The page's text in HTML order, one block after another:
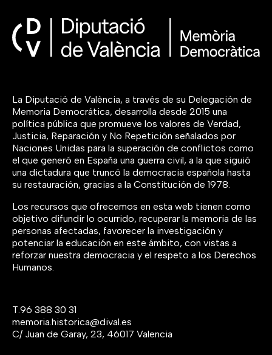
La Diputació de València, a través de su Delegación de
Memoria Democrática, desarrolla desde 2015 una
política pública que promueve los valores de Verdad,
Justicia, Reparación y No Repetición señalados por
Naciones Unidas para la superación de conflictos como
el que generó en España una guerra civil, a la que siguió
una dictadura que truncó la democracia española hasta
su restauración, gracias a la Constitución de 1978.
Los recursos que ofrecemos en esta web tienen como
objetivo difundir lo ocurrido, recuperar la memoria de las
personas afectadas, favorecer la investigación y
potenciar la educación en este ámbito, con vistas a
reforzar nuestra democracia y el respeto a los Derechos
Humanos.
T.96 388 30 31
memoria.historica@dival.es
C/ Juan de Garay, 23, 46017 Valencia